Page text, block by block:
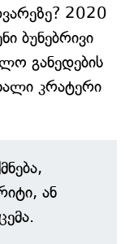
2020
ბუნებრივი
განედების
კრატერი
ან